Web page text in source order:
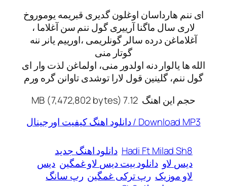
ای ننم هارداسان اوغلون گدیری قبریمه یوموروخ
لاری سال ماگنا آرییری گول ننم سن آغلاما ،
آغلاماغن درده سالر گونلریمی ،اورییم یانر ننه
گوتار منی
الله ها یالوار دنه اولدور منی، اولماغن لذت وار ای
گول ننم، گلینین قول لارا توشدی تاوانن گره ورم
حجم این اهنگ 7.12 MB (7,472,802 bytes)
Download MP3 / دانلود اهنگ کیفیت اورجینال
Hadi Ft Milad Sh8 دانلود اهنگ جدید
دیس لاو دانلود بیت دیس لاو غمگین دیس
لاو موزیک رپ ترکی غمگین رپ سانگ